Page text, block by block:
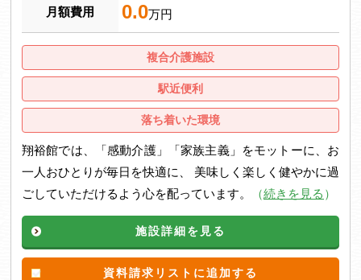
月額費用 0.0万円
複合介護施設
駅近便利
落ち着いた環境
翔裕館では、「感動介護」「家族主義」をモットーに、お
一人おひとりが毎日を快適に、 美味しく楽しく健やかに過
ごしていただけるよう心を配っています。
（続きを見る ）
施設詳細を見る
資料請求リストに追加する